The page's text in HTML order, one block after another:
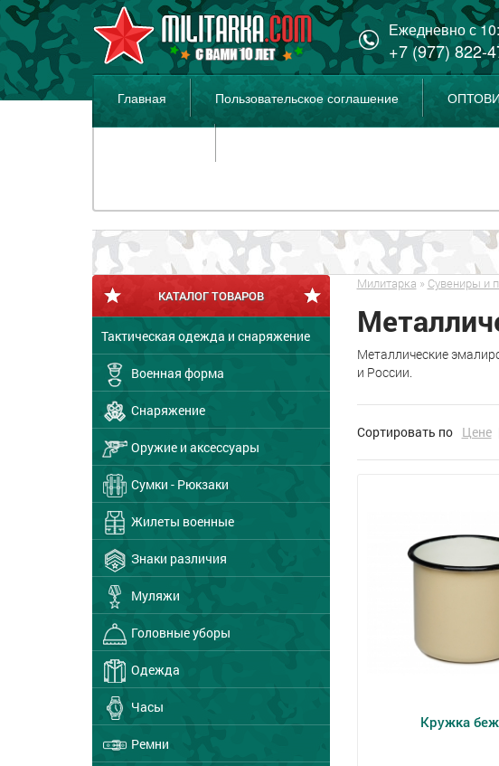
Ежедневно с
+7 (977) 822-
Главная Пользовательское соглашение
КАТАЛОГ ТОВАРОВ
Тактическая одежда и снаряжение
Военная форма
Снаряжение
Оружие и аксессуары
Сумки - Рюкзаки
Жилеты военные
Знаки различия
Муляжи
Головные уборы
Одежда
Часы
Ремни
Милитарка » Сувениры и
Металлические
и России.
Сортировать по Цене
Кружка